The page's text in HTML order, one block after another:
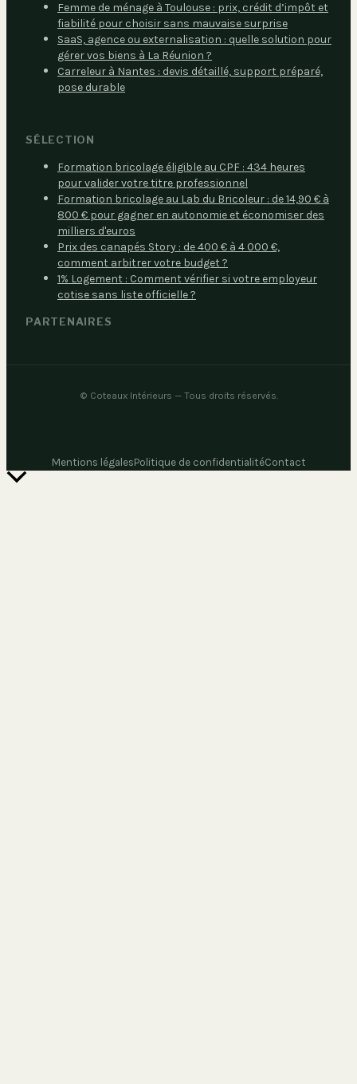
Femme de ménage à Toulouse : prix, crédit d’impôt et
fiabilité pour choisir sans mauvaise surprise
SaaS, agence ou externalisation : quelle solution pour
gérer vos biens à La Réunion ?
Carreleur à Nantes : devis détaillé, support préparé,
pose durable
SÉLECTION
Formation bricolage éligible au CPF : 434 heures
pour valider votre titre professionnel
Formation bricolage au Lab du Bricoleur : de 14,90 € à
800 € pour gagner en autonomie et économiser des
milliers d'euros
Prix des canapés Story : de 400 € à 4 000 €,
comment arbitrer votre budget ?
1% Logement : Comment vérifier si votre employeur
cotise sans liste officielle ?
PARTENAIRES
© Coteaux Intérieurs — Tous droits réservés.
Mentions légalesPolitique de confidentialitéContact